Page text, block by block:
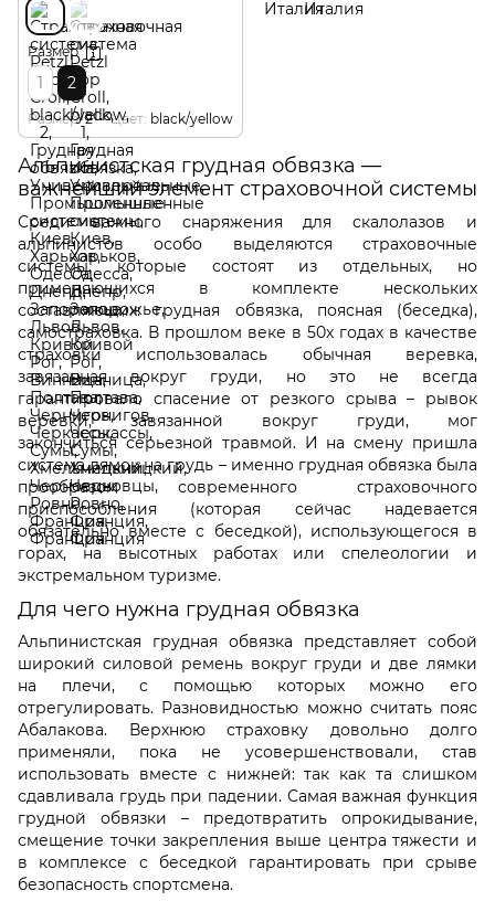
Размер
1 2
Размер 2 Цвет black/yellow
Альпинистская грудная обвязка —
важнейший элемент страховочной системы
Среди важного снаряжения для скалолазов и
альпинистов особо выделяются страховочные
системы, которые состоят из отдельных, но
применяющихся в комплекте нескольких
составляющих: грудная обвязка, поясная (беседка),
самостраховка. В прошлом веке в 50х годах в качестве
страховки использовалась обычная веревка,
завязанная вокруг груди, но это не всегда
гарантировало спасение от резкого срыва– рывок
веревки, завязанной вокруг груди, мог
закончиться серьезной травмой. И на смену пришла
система лямок на грудь – именно грудная обвязка была
прообразом современного страховочного
приспособления (которая сейчас надевается
обязательно вместе с беседкой), использующегося в
горах, на высотных работахилиспелеологии и
экстремальном туризме.
Для чего нужна грудная обвязка
Альпинистская грудная обвязка представляет собой
широкий силовой ремень вокруг груди и две лямки
на плечи, с помощью которых можно его
отрегулировать. Разновидностью можно считать пояс
Абалакова. Верхнюю страховку довольно долго
применяли, пока не усовершенствовали, став
использовать вместе с нижней: так как та слишком
сдавливала грудь при падении. Самая важная функция
грудной обвязки – предотвратить опрокидывание,
смещение точки закрепления выше центра тяжести и
в комплексе с беседкой гарантировать при срыве
безопасность спортсмена.